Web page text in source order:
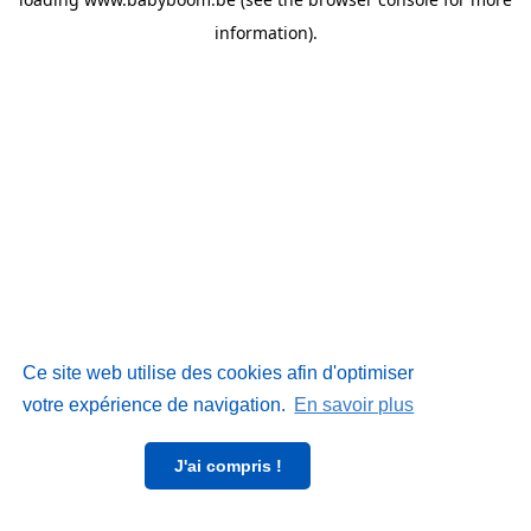
Ce site web utilise des cookies afin d'optimiser
votre expérience de navigation. En savoir plus
J'ai compris !
information).